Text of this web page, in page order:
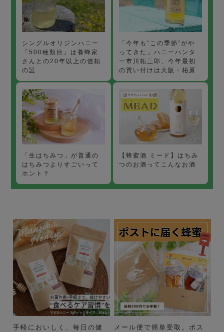
シングルオリジンハニー
「500種類目」は養蜂家
さんとの20年以上の信頼
の証
「今年も“この季節”がや
ってきた」ハニーハンタ
ー市川拓三郎、今年最初
の買い付けは大阪・柏原
「生はちみつ」が普通の
はちみつよりすごいって
ホント？
【蜂蜜酒 ミード】はちみ
つのお酒ってこんなお酒
手軽においしく、毎日の健
メール便で簡単受取。ポス